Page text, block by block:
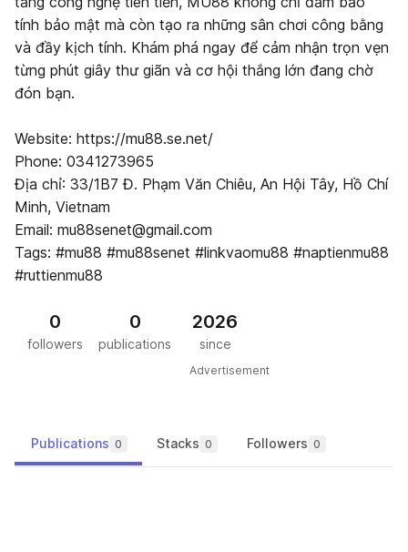
tính bảo mật mà còn tạo ra những sân chơi công bằng
và đầy kịch tính. Khám phá ngay để cảm nhận trọn vẹn
từng phút giây thư giãn và cơ hội thắng lớn đang chờ
đón bạn.
Website: https://mu88.se.net/
Phone: 0341273965
Địa chỉ: 33/1B7 Đ. Phạm Văn Chiêu, An Hội Tây, Hồ Chí
Minh, Vietnam
Email: mu88senet@gmail.com
Tags: #mu88 #mu88senet #linkvaomu88 #naptienmu88
#ruttienmu88
0
followers
0
publications
2026
since
Advertisement
Publications 0 Stacks 0 Followers 0